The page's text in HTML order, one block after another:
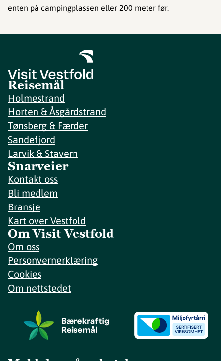
enten på campingplassen eller 200 meter før.
Reisemål
Holmestrand
Horten & Åsgårdstrand
Tønsberg & Færder
Sandefjord
Larvik & Stavern
Snarveier
Kontakt oss
Bli medlem
Bransje
Kart over Vestfold
Om Visit Vestfold
Om oss
Personvernerklæring
Cookies
Om nettstedet